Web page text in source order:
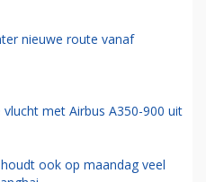
nieuwe route vanaf
met Airbus A350-900 uit
ook op maandag veel